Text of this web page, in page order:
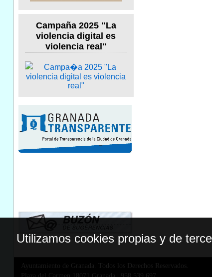
Campaña 2025 "La
violencia digital es
violencia real"
Ayuntamiento de Granada. Todos los Derechos Reservados.
Utilizamos cookies propias y de